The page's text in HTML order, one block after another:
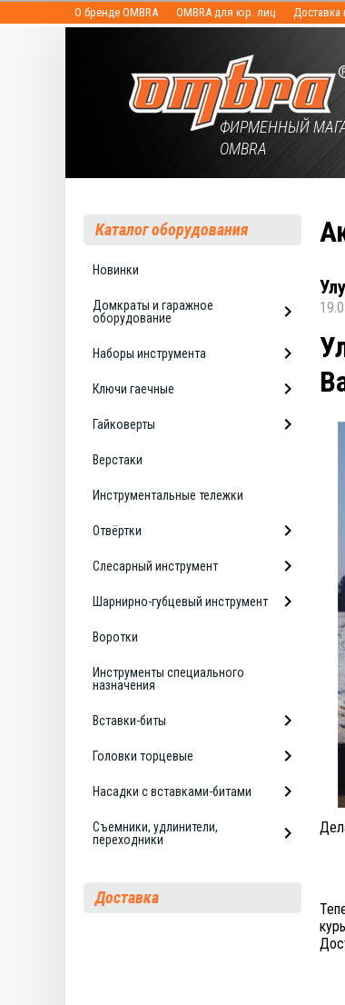
О бренде OMBRA OMBRA для юр. лиц Доставка
ФИРМЕННЫЙ
OMBRA
Каталог оборудования
Новинки
Домкраты и гаражное
оборудование
Наборы инструмента
Ключи гаечные
Гайковерты
Верстаки
Инструментальные тележки
Отвёртки
Слесарный инструмент
Шарнирно-губцевый инструмент
Воротки
Инструменты специального
назначения
Вставки-биты
Головки торцевые
Насадки с вставками-битами
Съемники, удлинители,
переходники
Доставка